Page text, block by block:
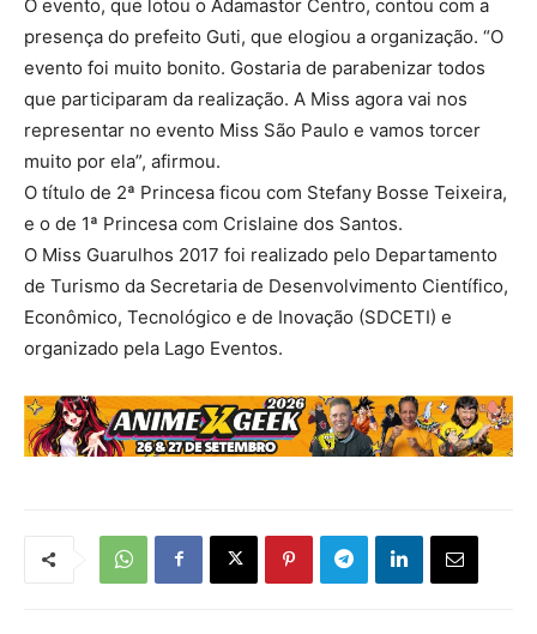
O evento, que lotou o Adamastor Centro, contou com a
presença do prefeito Guti, que elogiou a organização. “O
evento foi muito bonito. Gostaria de parabenizar todos
que participaram da realização. A Miss agora vai nos
representar no evento Miss São Paulo e vamos torcer
muito por ela”, afirmou.
O título de 2ª Princesa ficou com Stefany Bosse Teixeira,
e o de 1ª Princesa com Crislaine dos Santos.
O Miss Guarulhos 2017 foi realizado pelo Departamento
de Turismo da Secretaria de Desenvolvimento Científico,
Econômico, Tecnológico e de Inovação (SDCETI) e
organizado pela Lago Eventos.